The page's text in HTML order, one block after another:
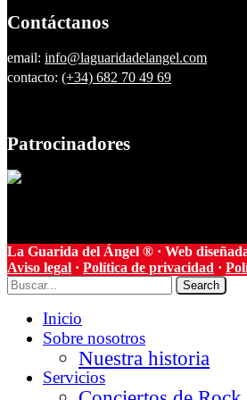
Contáctanos
email: info@laguaridadelangel.com
contacto: (+34) 682 70 49 69
Patrocinadores
La Guarida del Ángel ® · Web
Aviso legal · Política de privacidad ·
Search
Inicio
Sobre nosotros
Nuestra historia
Servicios